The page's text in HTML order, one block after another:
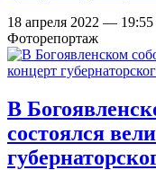
18 апреля 2022 — 19:55
Фоторепортаж
В
состоялся